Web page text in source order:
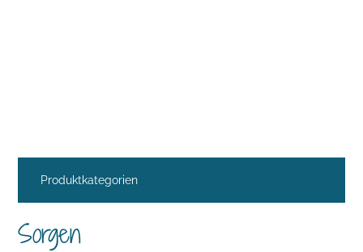
Produktkategorien
Sorgen